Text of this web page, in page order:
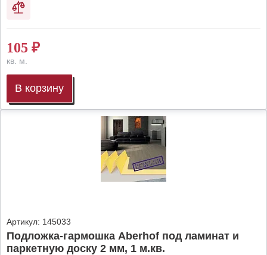
105 ₽
кв. м.
В корзину
Артикул: 145033
Подложка-гармошка Aberhof под ламинат и
паркетную доску 2 мм, 1 м.кв.